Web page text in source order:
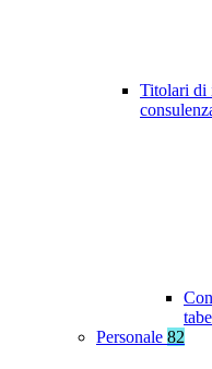
Titolari di
Personale 82